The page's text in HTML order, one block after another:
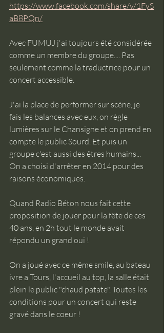
https://www.facebook.com/share/v/1FyS
aB8PQn/
Avec FUMUJ j'ai toujours été considérée
comme un membre du groupe.... Pas
seulement comme la traductrice pour un
concert accessible.
J'ai la place de performer sur scène, je
fais les balances avec eux, on règle
lumières sur le Chansigne et on prend en
compte le public Sourd. Et puis un
groupe c'est aussi des êtres humains...
On a choisi d'arrêter en 2014 pour des
raisons économiques.
Quand Radio Béton nous fait cette
proposition de jouer pour la fête de ces
40 ans, en 2h tout le monde avait
répondu un grand oui !
On a joué avec ce même smile, au bateau
ivre a Tours, l'accueil au top, la salle était
plein le public "chaud patate". Toutes les
conditions pour un concert qui reste
gravé dans le coeur !